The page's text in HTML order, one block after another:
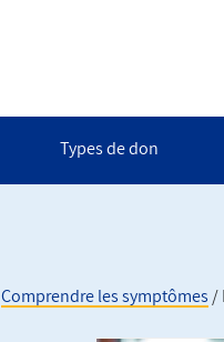
Types de don
Comprendre les symptômes